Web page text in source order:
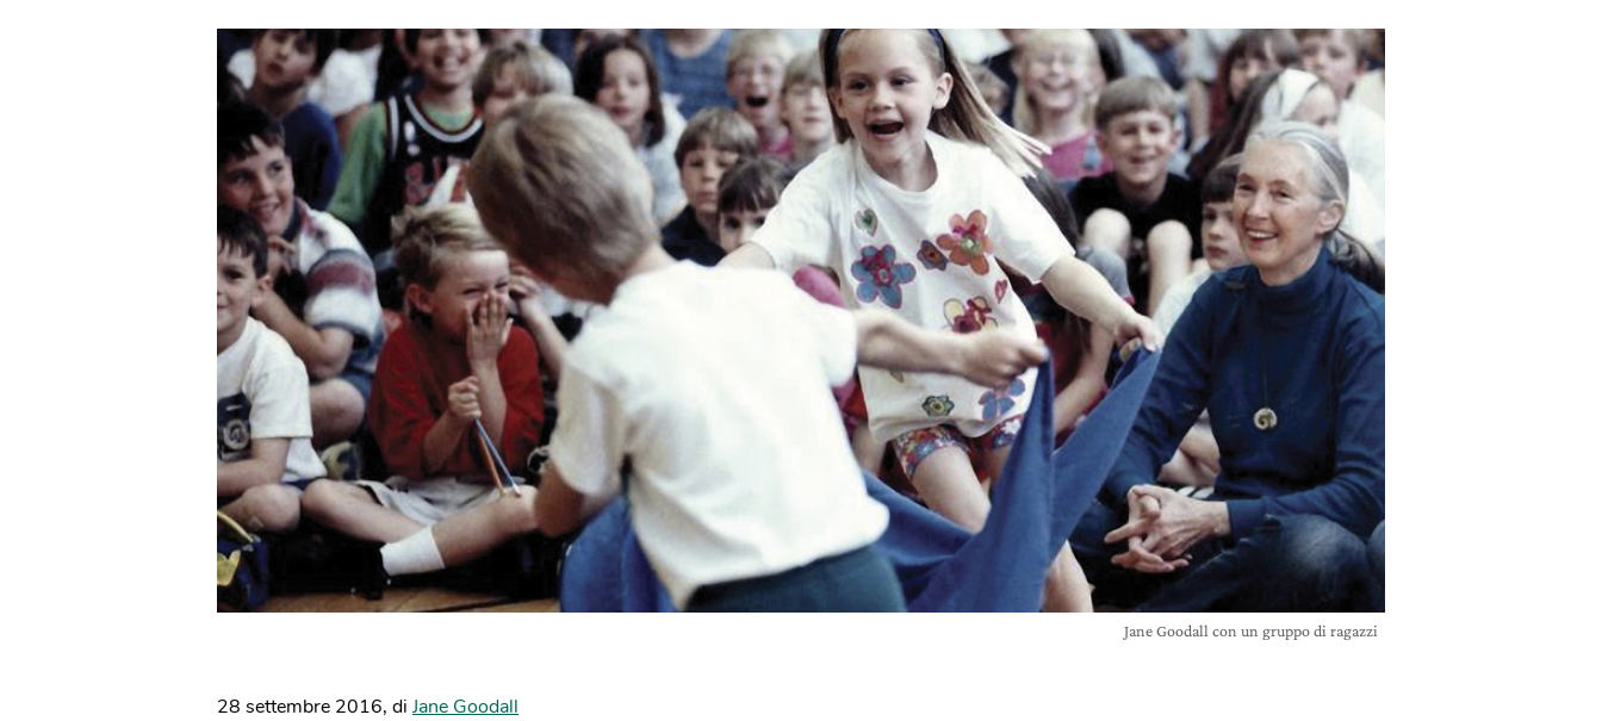
Jane Goodall con un gruppo di ragazzi
28 settembre 2016, di Jane Goodall